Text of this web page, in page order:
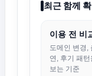
최근 함께
이용 전 비
도메인 변경,
연, 후기 패턴
보는 기준